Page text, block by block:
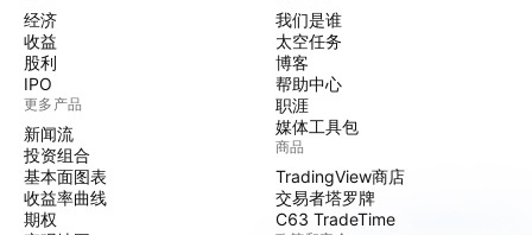
经济
收益
股利
IPO
更多产品
新闻流
投资组合
基本面图表
收益率曲线
期权
我们是谁
太空任务
博客
帮助中心
职涯
媒体工具包
商品
TradingView商店
交易者塔罗牌
C63 TradeTime